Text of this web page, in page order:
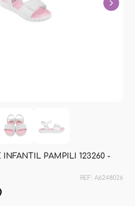
INFANTIL PAMPILI 123260 -
REF: A6248026